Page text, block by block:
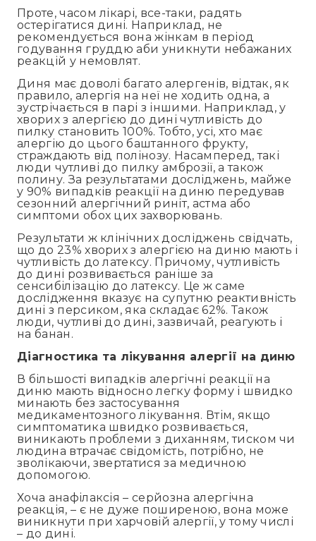
Проте, часом лікарі, все-таки, радять
остерігатися дині. Наприклад, не
рекомендується вона жінкам в період
годування груддю аби уникнути небажаних
реакцій у немовлят.
Диня має доволі багато алергенів, відтак, як
правило, алергія на неї не ходить одна, а
зустрічається в парі з іншими. Наприклад, у
хворих з алергією до дині чутливість до
пилку становить 100%. Тобто, усі, хто має
алергію до цього баштанного фрукту,
страждають від полінозу. Насамперед, такі
люди чутливі до пилку амброзії, а також
полину. За результатами досліджень, майже
у 90% випадків реакції на диню передував
сезонний алергічний риніт, астма або
симптоми обох цих захворювань.
Результати ж клінічних досліджень свідчать,
що до 23% хворих з алергією на диню мають і
чутливість до латексу. Причому, чутливість
до дині розвивається раніше за
сенсибілізацію до латексу. Це ж саме
дослідження вказує на супутню реактивність
дині з персиком, яка складає 62%. Також
люди, чутливі до дині, зазвичай, реагують і
на банан.
Діагностика та лікування алергії на диню
В більшості випадків алергічні реакції на
диню мають відносно легку форму і швидко
минають без застосування
медикаментозного лікування. Втім, якщо
симптоматика швидко розвивається,
виникають проблеми з диханням, тиском чи
людина втрачає свідомість, потрібно, не
зволікаючи, звертатися за медичною
допомогою.
Хоча анафілаксія – серйозна алергічна
реакція, – є не дуже поширеною, вона може
виникнути при харчовій алергії, у тому числі
– до дині.